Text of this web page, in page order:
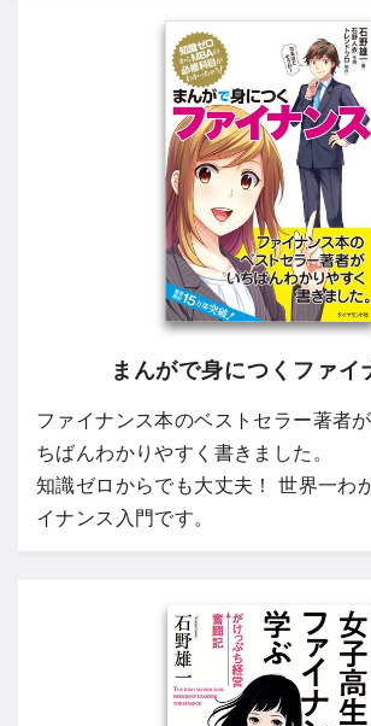
まんがで身につくファイ
ファイナンス本のベストセラー著者
ちばんわかりやすく書きました。
知識ゼロからでも大丈夫！ 世界一わ
イナンス入門です。